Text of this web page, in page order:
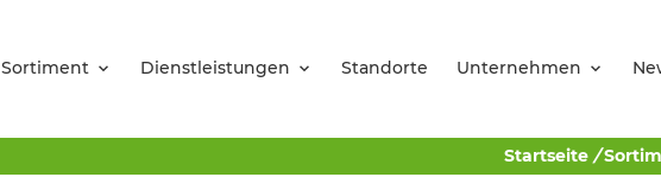
Sortiment Dienstleistungen Standorte Unternehmen
Startseite /